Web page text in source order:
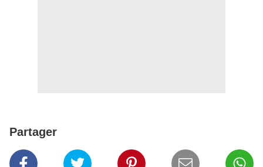
Partager